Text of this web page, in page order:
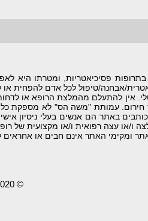
פסיכיאטריות, ומטרתו היא
אבחנה/טיפול לכל אדם להפחית
אין להתעלם מהמלצת הרופא או
חירום. עמותת "משה הס" לא מספקת
באתר הם אנשים בעלי
ו/או עצה רפואית ו/או מקצועית של
ומקימי האתר אינם חבים או אחראים
© 2020 All rights reserved